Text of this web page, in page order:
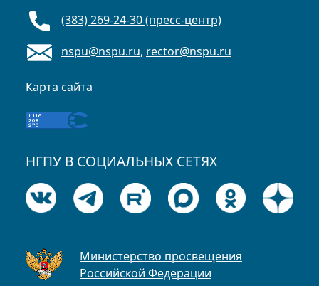
(383) 269-24-30 (пресс-центр)
nspu@nspu.ru, rector@nspu.ru
Карта сайта
НГПУ В СОЦИАЛЬНЫХ СЕТЯХ
Министерство просвещения
Российской Федерации